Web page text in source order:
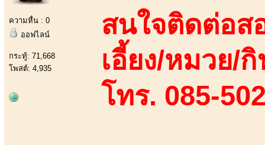
ความหื่น : 0
ออฟไลน์
กระทู้: 71,668
โพสต์: 4,935
สนใจติดต่อส
เอี้ยง/หมวย/
โทร. 085-